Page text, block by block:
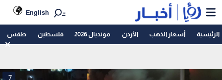
English
الرئيسية أسعار الذهب الأردن مونديال 2026 فلسطين طقس
7